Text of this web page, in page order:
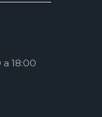
18:00